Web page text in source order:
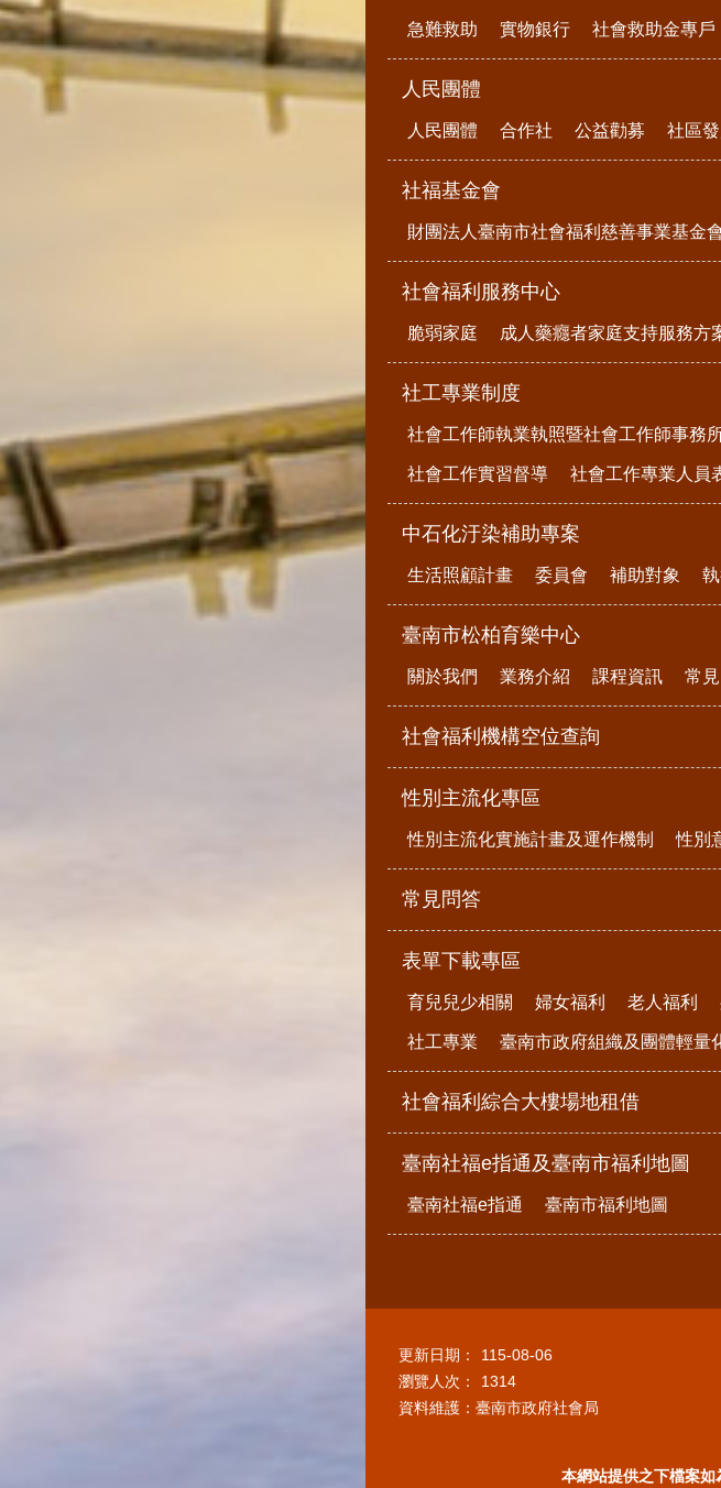
急難救助 實物銀行 社會救助金專戶
人民團體
人民團體 合作社 公益勸募 社區
社福基金會
財團法人臺南市社會福利慈善事業基金
社會福利服務中心
脆弱家庭 成人藥癮者家庭支持服務方
社工專業制度
社會工作師執業執照暨社會工作師事務
社會工作實習督導 社會工作專業人員
中石化汙染補助專案
生活照顧計畫 委員會 補助對象
臺南市松柏育樂中心
關於我們 業務介紹 課程資訊 常
社會福利機構空位查詢
性別主流化專區
性別主流化實施計畫及運作機制 性別
常見問答
表單下載專區
育兒兒少相關 婦女福利 老人福利
社工專業 臺南市政府組織及團體輕量
社會福利綜合大樓場地租借
臺南社福e指通及臺南市福利地圖
臺南社福e指通 臺南市福利地圖
更新日期：
115-08-06
瀏覽人次：
1314
資料維護：臺南市政府社會局
本網站提供之下檔案